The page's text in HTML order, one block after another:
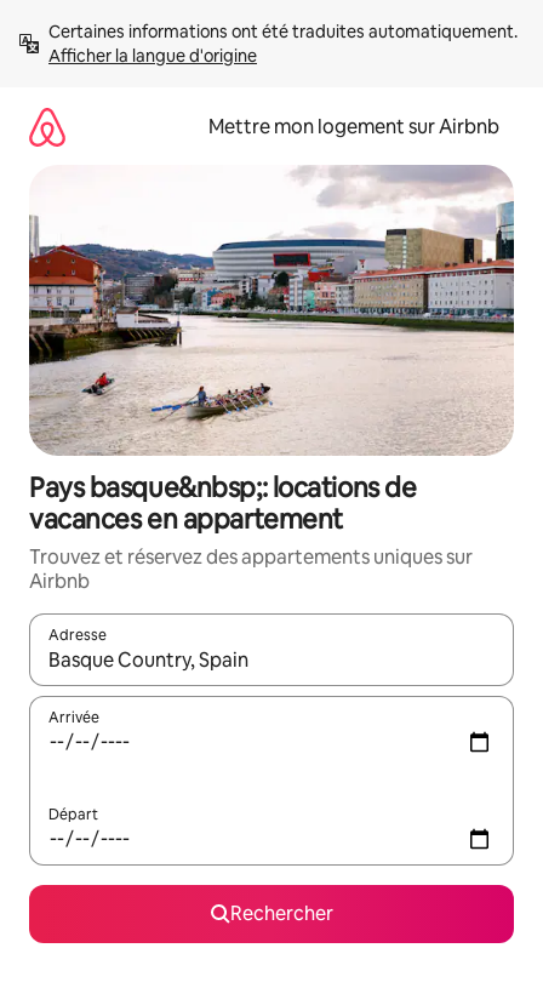
directement
Afficher la langue d'origine
Mettre mon logement sur Airbnb
Pays basque&nbsp;: locations de
vacances en appartement
Trouvez et réservez des appartements uniques sur
Airbnb
Adresse
Lorsque les résultats s'affichent, utilisez les flèches vers le
Arrivée
Départ
Rechercher